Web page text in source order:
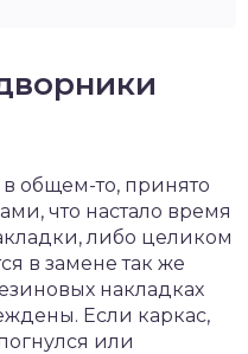
общем-то, принято
что настало время
либо целиком
в замене так же
накладках
Если каркас,
или